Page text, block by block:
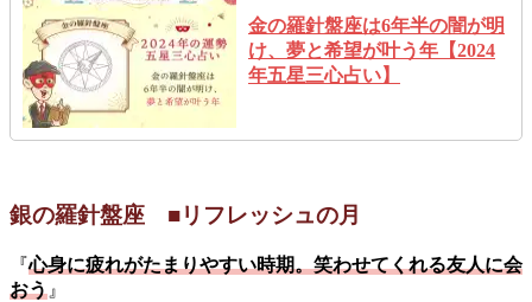
金の羅針盤座は6年半の闇が明
け、夢と希望が叶う年【2024
年五星三心占い】
銀の羅針盤座 ■リフレッシュの月
『心身に疲れがたまりやすい時期。笑わせてくれる友人に会
おう 』